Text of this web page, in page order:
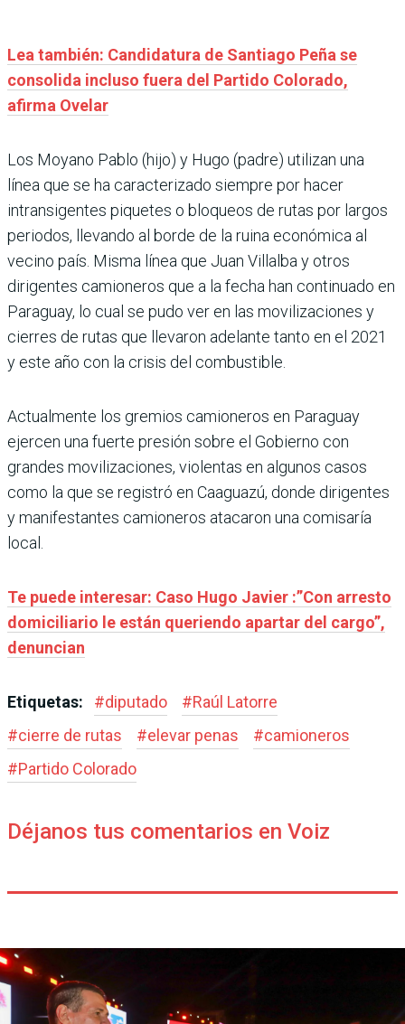
Lea también: Candidatura de Santiago Peña se
consolida incluso fuera del Partido Colorado,
afirma Ovelar
Los Moyano Pablo (hijo) y Hugo (padre) utilizan una
línea que se ha caracterizado siempre por hacer
intransigentes piquetes o bloqueos de rutas por largos
periodos, llevando al borde de la ruina económica al
vecino país. Misma línea que Juan Villalba y otros
dirigentes camioneros que a la fecha han continuado en
Paraguay, lo cual se pudo ver en las movilizaciones y
cierres de rutas que llevaron adelante tanto en el 2021
y este año con la crisis del combustible.
Actualmente los gremios camioneros en Paraguay
ejercen una fuerte presión sobre el Gobierno con
grandes movilizaciones, violentas en algunos casos
como la que se registró en Caaguazú, donde dirigentes
y manifestantes camioneros atacaron una comisaría
local.
Te puede interesar: Caso Hugo Javier :”Con arresto
domiciliario le están queriendo apartar del cargo”,
denuncian
Etiquetas: #diputado #Raúl Latorre
#cierre de rutas #elevar penas #camioneros
#Partido Colorado
Déjanos tus comentarios en Voiz